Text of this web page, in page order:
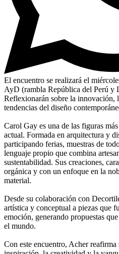
El encuentro se realizará el
AyD (rambla República del Perú y
Reflexionarán sobre la innovación,
tendencias del diseño
Carol Gay es una de las figuras
actual. Formada en arquitectura y
participando ferias, muestras de
lenguaje propio que combina
sustentabilidad. Sus creaciones,
orgánica y con un enfoque en la
material.
Desde su colaboración con
artística y conceptual a piezas que
emoción, generando propuestas
el mundo.
Con este encuentro, Acher